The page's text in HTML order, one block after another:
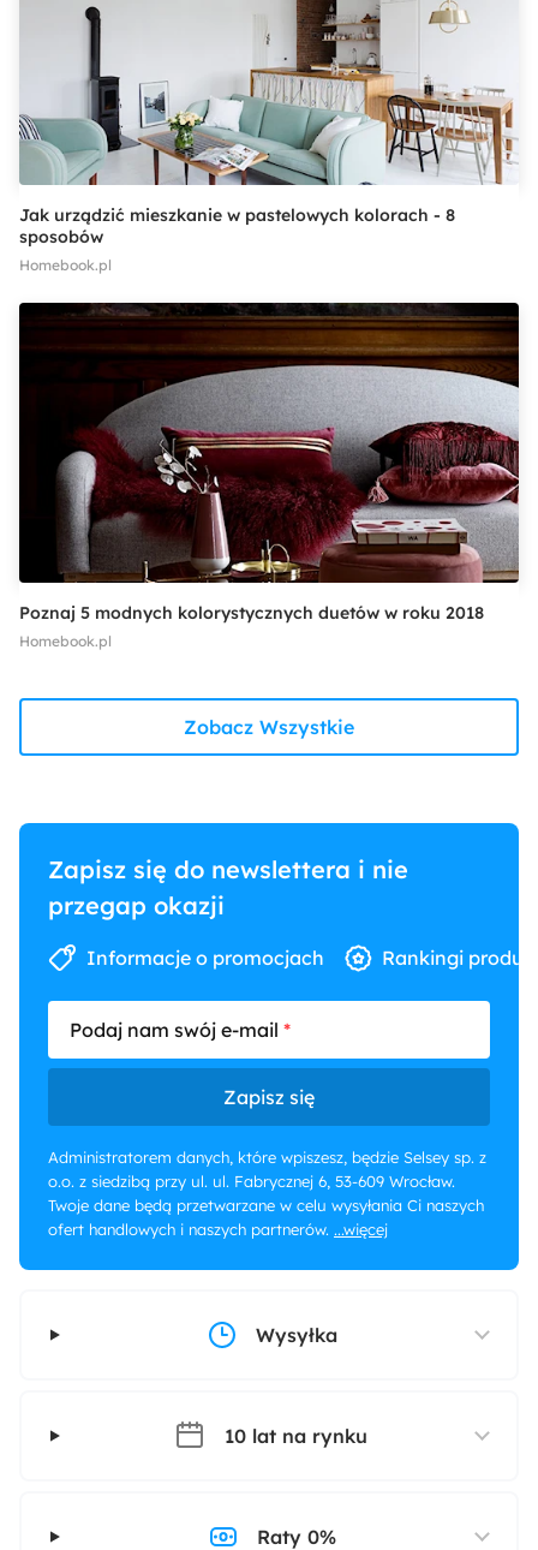
Jak urządzić mieszkanie w pastelowych kolorach - 8
sposobów
Homebook.pl
Poznaj 5 modnych kolorystycznych duetów w roku 2018
Homebook.pl
Zobacz Wszystkie
Zapisz się do newslettera i nie
przegap okazji
Informacje o promocjach Rankingi
Podaj nam swój e-mail
Zapisz się
Administratorem danych, które wpiszesz, będzie Selsey sp. z
o.o. z siedzibą przy ul. ul. Fabrycznej 6, 53-609 Wrocław.
Twoje dane będą przetwarzane w celu wysyłania Ci naszych
ofert handlowych i naszych partnerów. ...więcej
Wysyłka
10 lat na rynku
Raty 0%